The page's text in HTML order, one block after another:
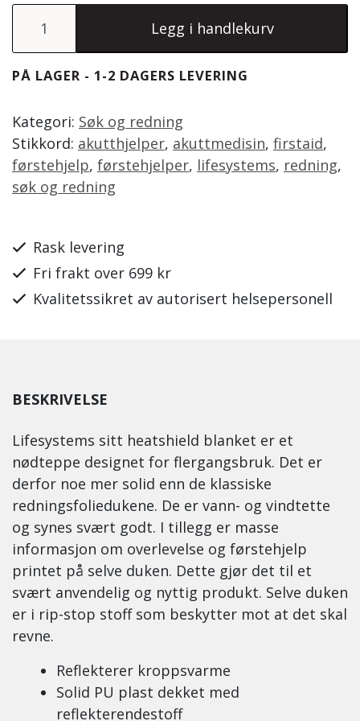
Legg i handlekurv
PÅ LAGER - 1-2 DAGERS LEVERING
Kategori: Søk og redning
Stikkord: akutthjelper, akuttmedisin, firstaid,
førstehjelp, førstehjelper, lifesystems, redning,
søk og redning
Rask levering
Fri frakt over 699 kr
Kvalitetssikret av autorisert helsepersonell
BESKRIVELSE
Lifesystems sitt heatshield blanket er et
nødteppe designet for flergangsbruk. Det er
derfor noe mer solid enn de klassiske
redningsfoliedukene. De er vann- og vindtette
og synes svært godt. I tillegg er masse
informasjon om overlevelse og førstehjelp
printet på selve duken. Dette gjør det til et
svært anvendelig og nyttig produkt. Selve duken
er i rip-stop stoff som beskytter mot at det skal
revne.
Reflekterer kroppsvarme
Solid PU plast dekket med
reflekterendestoff